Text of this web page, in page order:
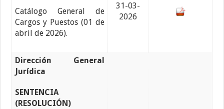
Catálogo General de
Cargos y Puestos (01 de
abril de 2026).
31-03-
2026
Dirección General
Jurídica
SENTENCIA
(RESOLUCIÓN)